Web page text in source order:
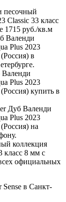
песочный
Classic 33 класс
1715 руб./кв.м
Валенди
Plus 2023
в
Plus 2023
купить в
Дуб Валенди
Plus 2023
на
коллекция
класс 8 мм с
официальных
Sense в Санкт-